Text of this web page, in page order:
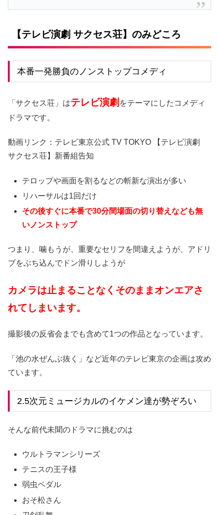
【テレビ演劇 サクセス荘】のみどころ
本番一発勝負のノンストップコメディ
「サクセス荘」はテレビ演劇 をテーマにしたコメディ
ドラマです。
動画リンク：テレビ東京公式 TV TOKYO 【テレビ演劇
サクセス荘】新番組告知
テロップや画面を割るなどの斬新な演出が多い
リハーサルは1回だけ
その後すぐに本番で30分間場面の切り替えなども無
いノンストップ
つまり、噛もうが、重要なセリフを間違えようが、アドリ
ブをぶち込んでドン滑りしようが
カメラは止まることなくそのままオンエアさ
れてしまいます。
撮影後の反省会までも含めて1つの作品となっています。
「池の水ぜんぶ抜く」など近年のテレビ東京の企画は攻め
ています。
2.5次元ミュージカルのイケメン達が勢ぞろい
そんな前代未聞のドラマに挑むのは
ウルトラマンシリーズ
テニスの王子様
弱虫ペダル
おそ松さん